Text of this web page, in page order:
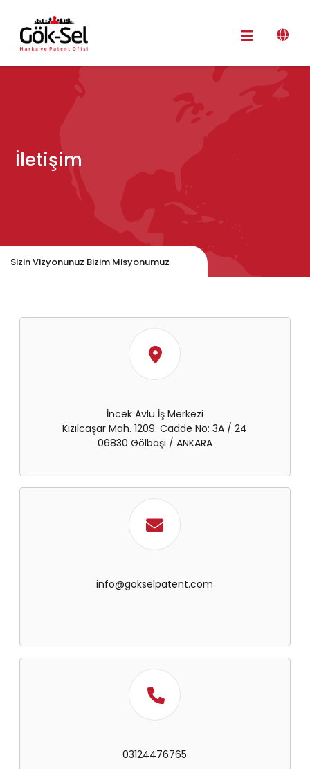
İletişim
Sizin Vizyonunuz Bizim Misyonumuz
İncek Avlu İş Merkezi
Kızılcaşar Mah. 1209. Cadde No: 3A / 24
06830 Gölbaşı / ANKARA
info@gokselpatent.com
03124476765